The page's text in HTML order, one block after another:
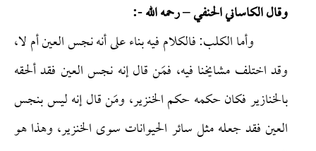
وقال الكاساني الحنفي – رحمه الله -:
وأما الكلب: فالكلام فيه بناء على أنه نجس العين أم لا،
وقد اختلف مشايخنا فيه، فمَن قال إنه نجس العين فقد ألحقه
بالخنازير فكان حكمه حكم الخنزير، ومَن قال إنه ليس بنجس
العين فقد جعله مثل سائر الحيوانات سوى الخنزير، وهذا هو